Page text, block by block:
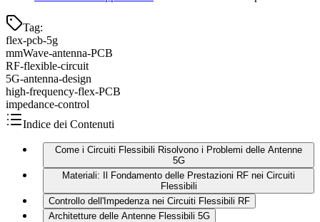
Tag:
flex-pcb-5g
mmWave-antenna-PCB
RF-flexible-circuit
5G-antenna-design
high-frequency-flex-PCB
impedance-control
Indice dei Contenuti
Come i Circuiti Flessibili Risolvono i Problemi delle Antenne
5G
Materiali: Il Fondamento delle Prestazioni RF nei Circuiti
Flessibili
Controllo dell'Impedenza nei Circuiti Flessibili RF
Architetture delle Antenne Flessibili 5G